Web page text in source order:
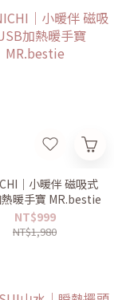
｜小暖伴 磁吸式
暖手寶 MR.bestie
NT$999
NT$1,980